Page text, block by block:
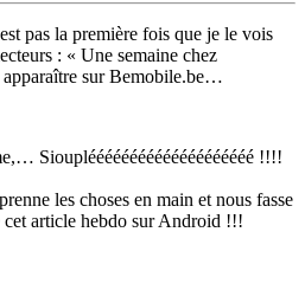
pas la première fois que je le vois
: « Une semaine chez
apparaître sur Bemobile.be…
Sioupléééééééééééééééééééé !!!!
les choses en main et nous fasse
article hebdo sur Android !!!